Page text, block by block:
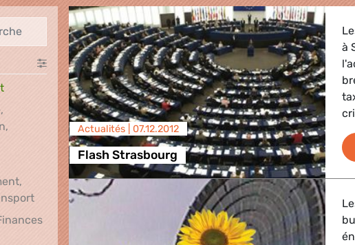
Alimentation, Agriculture
Climat, Environnement, Energie, Transport
Finances et Industrie
Actualités | 07.12.2012
Flash Strasbourg
à